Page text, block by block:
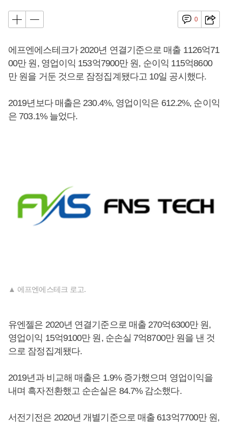
0
에프엔에스테크가 2020년 연결기준으로 매출 1126억71
00만 원, 영업이익 153억7900만 원, 순이익 115억8600
만 원을 거둔 것으로 잠정집계됐다고 10일 공시했다.
2019년보다 매출은 230.4%, 영업이익은 612.2%, 순이익
은 703.1% 늘었다.
▲ 에프엔에스테크 로고.
유엔젤은 2020년 연결기준으로 매출 270억6300만 원,
영업이익 15억9100만 원, 순손실 7억8700만 원을 낸 것
으로 잠정집계됐다.
2019년과 비교해 매출은 1.9% 증가했으며 영업이익을
내며 흑자전환했고 순손실은 84.7% 감소했다.
서전기전은 2020년 개별기준으로 매출 613억7700만 원,